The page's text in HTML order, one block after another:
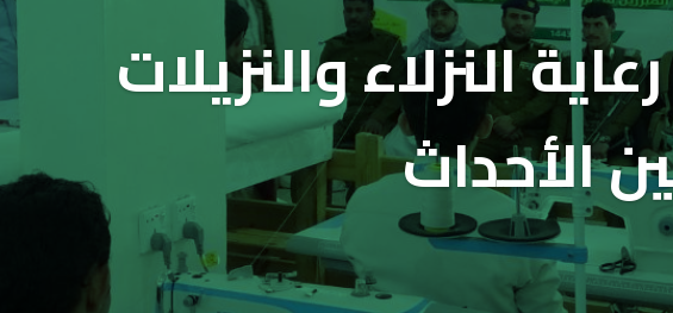
النزلاء والنزيلات
الأحداث